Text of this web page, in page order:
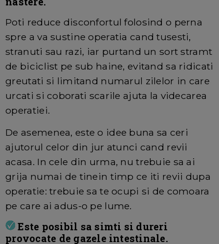
Poti reduce disconfortul folosind o perna
spre a va sustine operatia cand tusesti,
stranuti sau razi, iar purtand un sort stramt
de biciclist pe sub haine, evitand sa ridicati
greutati si limitand numarul zilelor in care
urcati si coborati scarile ajuta la videcarea
operatiei.
De asemenea, este o idee buna sa ceri
ajutorul celor din jur atunci cand revii
acasa. In cele din urma, nu trebuie sa ai
grija numai de tinein timp ce iti revii dupa
operatie: trebuie sa te ocupi si de comoara
pe care ai adus-o pe lume.
Este posibil sa simti si dureri
provocate de gazele intestinale.